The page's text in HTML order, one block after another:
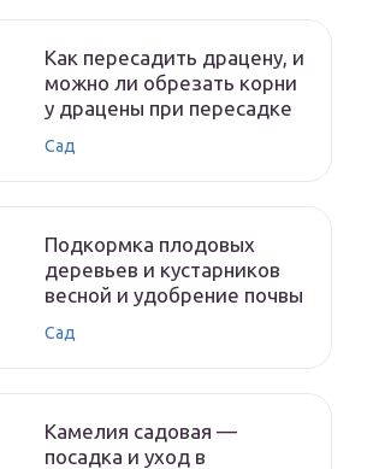
Как пересадить драцену, и
можно ли обрезать корни
у драцены при пересадке
Сад
Подкормка плодовых
деревьев и кустарников
весной и удобрение почвы
Сад
Камелия садовая —
посадка и уход в